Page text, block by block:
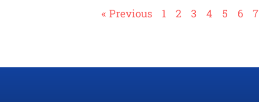
« Previous 1 2 3 4 5 6 7